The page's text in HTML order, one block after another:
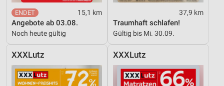
15,1 km
Angebote ab 03.08.
Noch heute gültig
37,9 km
Traumhaft schlafen!
Gültig bis Mi. 30.09.
XXXLutz XXXLutz